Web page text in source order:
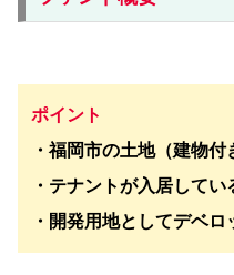
ポイント
・福岡市の土地（建物
・テナントが入居して
・開発用地としてデベ